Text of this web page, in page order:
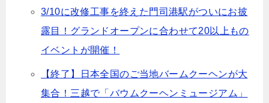
3/10に改修工事を終えた門司港駅がついにお披
露目！グランドオープンに合わせて20以上もの
イベントが開催！
【終了】日本全国のご当地バームクーヘンが大
集合！三越で「バウムクーヘンミュージアム」